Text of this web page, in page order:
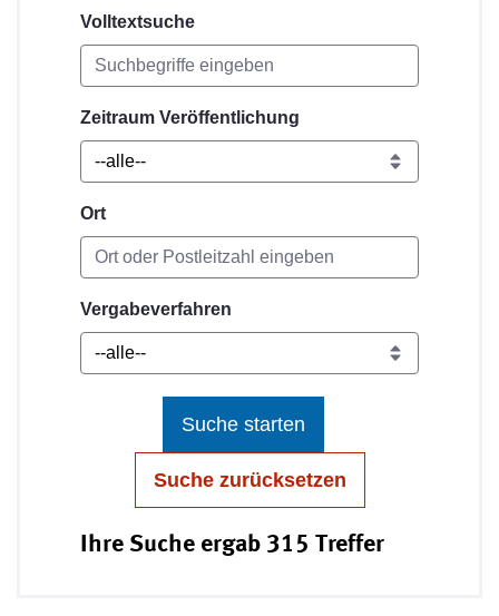
Volltextsuche
Zeitraum Veröffentlichung
Ort
Vergabeverfahren
Suche starten
Suche zurücksetzen
Ihre Suche ergab 315 Treffer